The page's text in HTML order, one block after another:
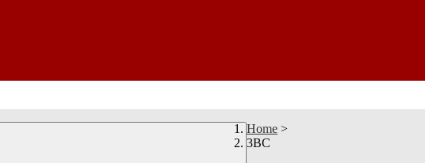
Home >
3BC